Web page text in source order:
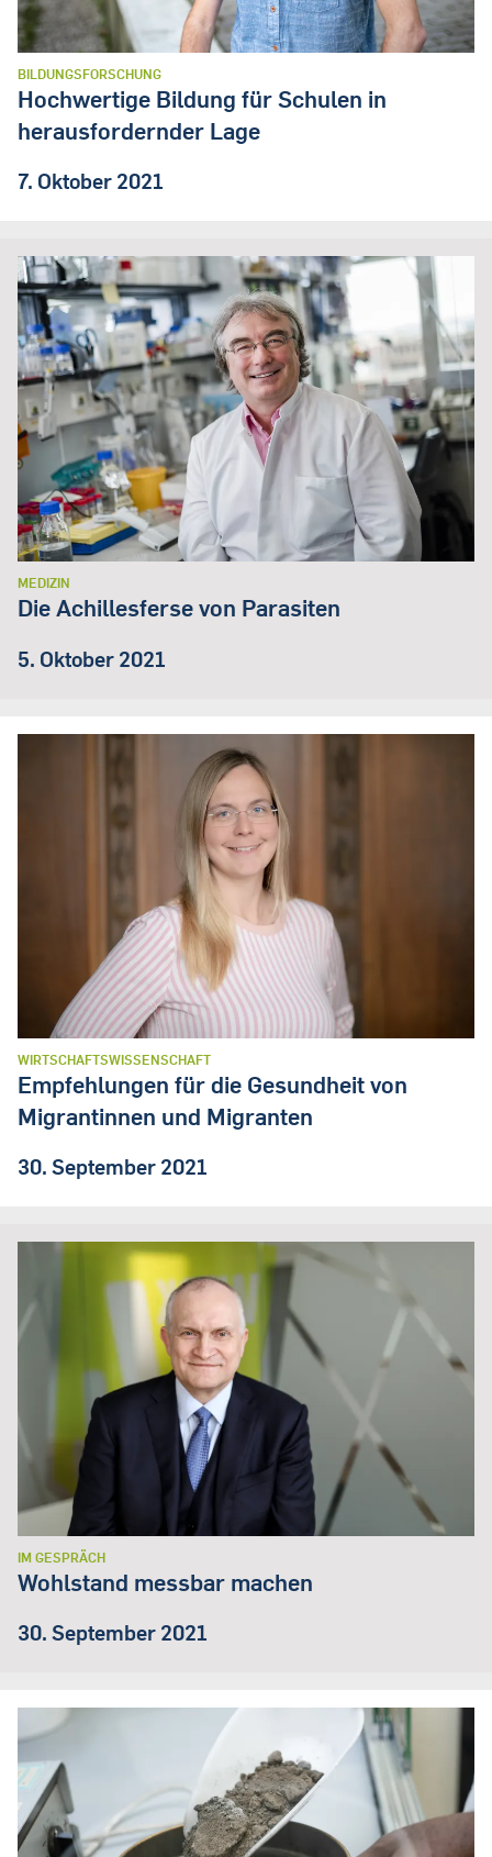
BILDUNGSFORSCHUNG
Hochwertige Bildung für Schulen in
herausfordernder Lage
7. Oktober 2021
MEDIZIN
Die Achillesferse von Parasiten
5. Oktober 2021
WIRTSCHAFTSWISSENSCHAFT
Empfehlungen für die Gesundheit von
Migrantinnen und Migranten
30. September 2021
IM GESPRÄCH
Wohlstand messbar machen
30. September 2021